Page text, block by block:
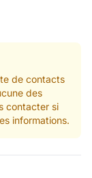
de contacts
des
contacter si
informations.